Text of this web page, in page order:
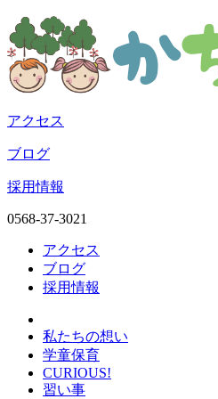
アクセス
ブログ
採用情報
0568-37-3021
アクセス
ブログ
採用情報
私たちの想い
学童保育
CURIOUS!
習い事